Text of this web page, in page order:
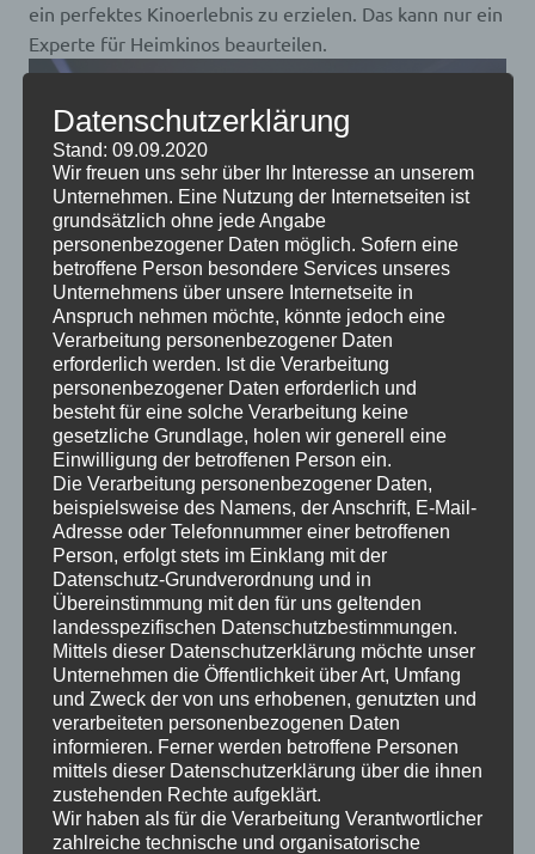
ein perfektes Kinoerlebnis zu erzielen. Das kann nur ein
Experte für Heimkinos beaurteilen.
Heimkino-Projektor Kaufen in Erfurt
Heimkino-Projektor Kaufen in Erfurt –
Professionell beraten
Die beste Technik bedeutet nicht zwangsläufig das
beste Ergebnis, denn sind Raum, Technik und alle
Zubehörteile nicht exakt aufeinander abgestimmt, ist
das Endergebnis nur suboptimal. Wer schon deshalb
aufs ganze gehen will, kommt nicht drum herum einen
Heimkino-Spezialistenzu engagieren, nur dieser weiß,
worauf es ankommt, um ein professionelles Ergebnis zu
erzielen.
Datenschutzerklärung
Stand: 09.09.2020
Wir freuen uns sehr über Ihr Interesse an unserem
Unternehmen. Eine Nutzung der Internetseiten ist
grundsätzlich ohne jede Angabe
personenbezogener Daten möglich. Sofern eine
betroffene Person besondere Services unseres
Unternehmens über unsere Internetseite in
Anspruch nehmen möchte, könnte jedoch eine
Verarbeitung personenbezogener Daten
erforderlich werden. Ist die Verarbeitung
personenbezogener Daten erforderlich und
besteht für eine solche Verarbeitung keine
gesetzliche Grundlage, holen wir generell eine
Einwilligung der betroffenen Person ein.
Die Verarbeitung personenbezogener Daten,
beispielsweise des Namens, der Anschrift, E-Mail-
Adresse oder Telefonnummer einer betroffenen
Person, erfolgt stets im Einklang mit der
Datenschutz-Grundverordnung und in
Übereinstimmung mit den für uns geltenden
landesspezifischen Datenschutzbestimmungen.
Mittels dieser Datenschutzerklärung möchte unser
Unternehmen die Öffentlichkeit über Art, Umfang
und Zweck der von uns erhobenen, genutzten und
verarbeiteten personenbezogenen Daten
informieren. Ferner werden betroffene Personen
mittels dieser Datenschutzerklärung über die ihnen
zustehenden Rechte aufgeklärt.
Wir haben als für die Verarbeitung Verantwortlicher
zahlreiche technische und organisatorische